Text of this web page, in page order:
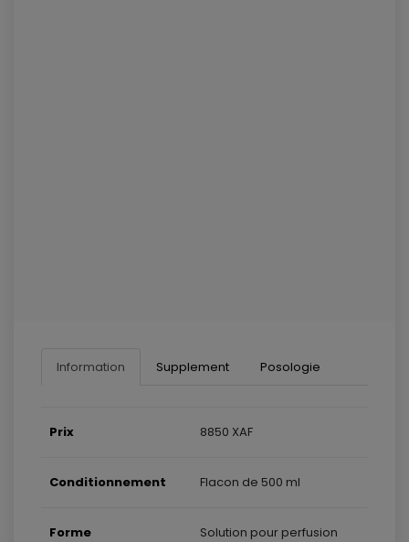
Information Supplement Posologie
Prix 8850 XAF
Conditionnement Flacon de 500 ml
Forme Solution pour perfusion